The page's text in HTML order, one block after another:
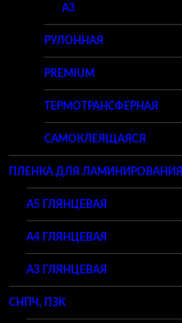
A3
РУЛОННАЯ
PREMIUM
ТЕРМОТРАНСФЕРНАЯ
САМОКЛЕЯЩАЯСЯ
ПЛЕНКА ДЛЯ ЛАМИНИРОВАНИЯ
A5 ГЛЯНЦЕВАЯ
А4 ГЛЯНЦЕВАЯ
A3 ГЛЯНЦЕВАЯ
СНПЧ, ПЗК